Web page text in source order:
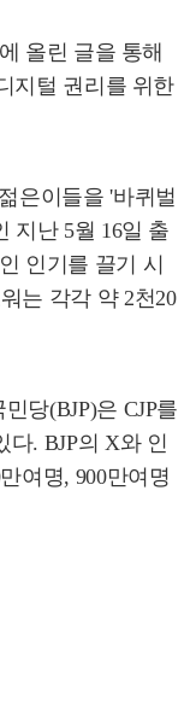
올린 글을 통해
지털 권리를 위한
은이들을 '바퀴벌
지난 5월 16일 출
인기를 끌기 시
는 각각 약 2천20
당(BJP)은 CJP를
. BJP의 X와 인
여명, 900만여명